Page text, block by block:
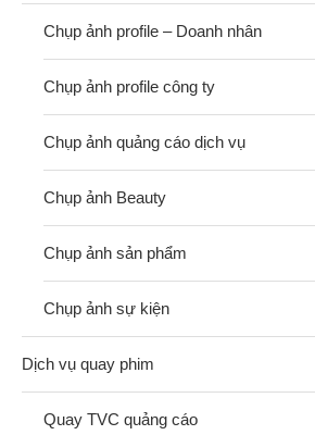
Chụp ảnh profile – Doanh nhân
Chụp ảnh profile công ty
Chụp ảnh quảng cáo dịch vụ
Chụp ảnh Beauty
Chụp ảnh sản phẩm
Chụp ảnh sự kiện
Dịch vụ quay phim
Quay TVC quảng cáo